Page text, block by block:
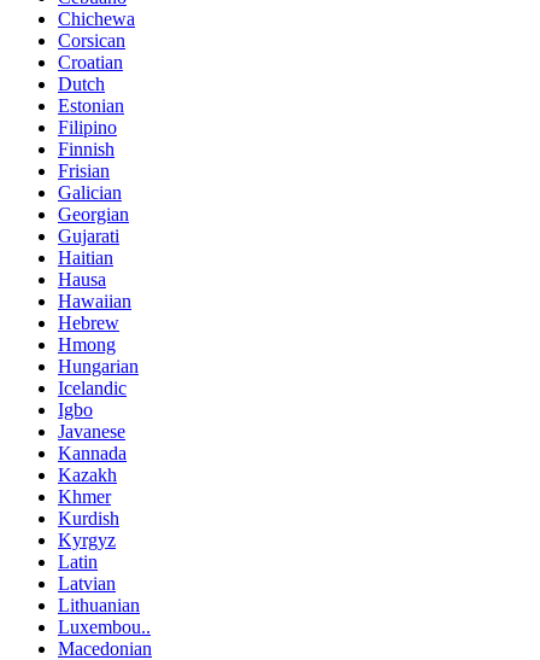
Chichewa
Corsican
Croatian
Dutch
Estonian
Filipino
Finnish
Frisian
Galician
Georgian
Gujarati
Haitian
Hausa
Hawaiian
Hebrew
Hmong
Hungarian
Icelandic
Igbo
Javanese
Kannada
Kazakh
Khmer
Kurdish
Kyrgyz
Latin
Latvian
Lithuanian
Luxembou..
Macedonian